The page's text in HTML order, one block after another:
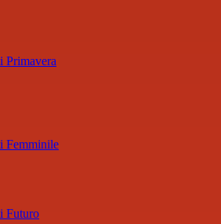
Primavera
Femminile
Futuro